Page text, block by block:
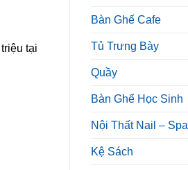
Bàn Ghế Cafe
Tủ Trưng Bày
Quầy
Bàn Ghế Học Sinh
Nội Thất Nail – Spa
Kệ Sách
tại